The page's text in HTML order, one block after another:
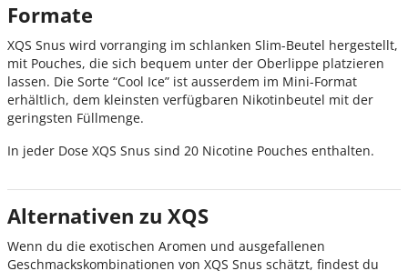
Formate
XQS Snus wird vorranging im schlanken Slim-Beutel hergestellt,
mit Pouches, die sich bequem unter der Oberlippe platzieren
lassen. Die Sorte “Cool Ice” ist ausserdem im Mini-Format
erhältlich, dem kleinsten verfügbaren Nikotinbeutel mit der
geringsten Füllmenge.
In jeder Dose XQS Snus sind 20 Nicotine Pouches enthalten.
Alternativen zu XQS
Wenn du die exotischen Aromen und ausgefallenen
Geschmackskombinationen von XQS Snus schätzt, findest du